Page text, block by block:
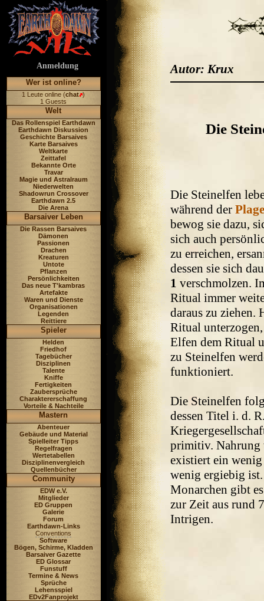
Anmeldung
Wer ist online?
1 Leute online (chat )
1 Guests
Welt
Das Rollenspiel Earthdawn
Earthdawn Diskussion
Geschichte Barsaives
Karte Barsaives
Weltkarte
Zeittafel
Bekannte Orte
Travar
Magie und Astralraum
Niederwelten
Shadowrun Crossover
Earthdawn 2.5
Die Arena
Barsaiver Leben
Die Rassen Barsaives
Dämonen
Passionen
Drachen
Kreaturen
Untote
Pflanzen
Persönlichkeiten
Das neue T'kambras
Artefakte
Waren und Dienste
Organisationen
Legenden
Reittiere
Spieler
Helden
Friedhof
Tagebücher
Disziplinen
Talente
Kniffe
Fertigkeiten
Zaubersprüche
Charaktererschaffung
Vorteile & Nachteile
Mastern
Abenteuer
Gebäude und Material
Spielleiter Tipps
Regelfragen
Wertetabellen
Disziplinenvergleich
Quellenbücher
Community
EDW e.V.
Mitglieder
ED Gruppen
Galerie
Forum
Earthdawn-Links
Conventions
Software
Bögen, Schirme, Kladden
Barsaiver Gazette
ED Glossar
Funstuff
Termine & News
Sprüche
Lehensspiel
EDv2Fanprojekt
Autor: Krux
Die
Die Steinelfen
während der Plage
bewog sie dazu,
sich auch
zu erreichen,
dessen sie sich
1 verschmolzen.
Ritual immer
daraus zu ziehen.
Ritual
Elfen dem Ritual
zu Steinelfen
funktioniert.
Die Steinelfen
dessen Titel i. d.
primitiv. Nahrung
existiert ein
wenig ergiebig
Monarchen gibt
zur Zeit aus rund
Intrigen.